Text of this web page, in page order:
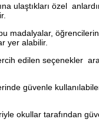
ulaştıkları özel
madalyalar,
yer alabilir.
edilen seçenekler
güvenle
okullar tarafından